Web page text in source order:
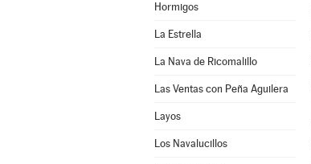
Hormigos
La Estrella
La Nava de Ricomalillo
Las Ventas con Peña Aguilera
Layos
Los Navalucillos